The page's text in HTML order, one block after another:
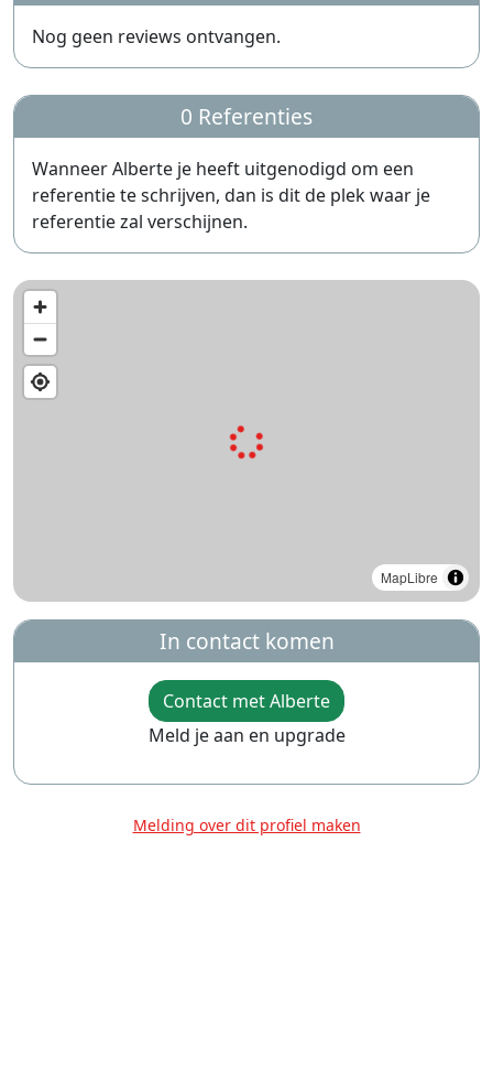
Nog geen reviews ontvangen.
0 Referenties
Wanneer Alberte je heeft uitgenodigd om een
referentie te schrijven, dan is dit de plek waar je
referentie zal verschijnen.
MapLibre
In contact komen
Contact met Alberte
Meld je aan en upgrade
Melding over dit profiel maken